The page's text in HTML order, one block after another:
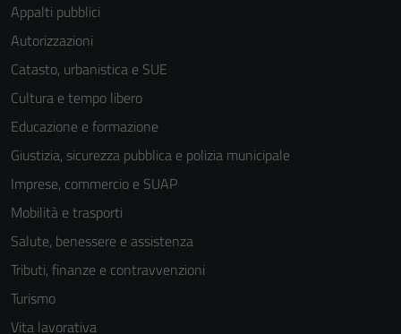
Appalti pubblici
Autorizzazioni
Catasto, urbanistica e SUE
Cultura e tempo libero
Educazione e formazione
Giustizia, sicurezza pubblica e polizia municipale
Imprese, commercio e SUAP
Mobilità e trasporti
Salute, benessere e assistenza
Tributi, finanze e contravvenzioni
Turismo
Vita lavorativa
disabilitati.